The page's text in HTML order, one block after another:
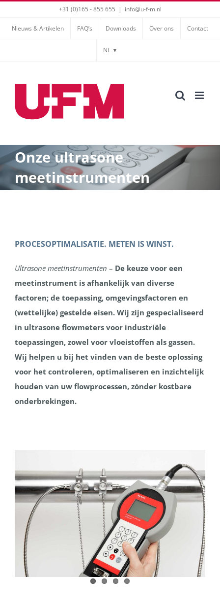
+31 (0)165 - 855 655 | info@u-f-m.nl
Nieuws & Artikelen FAQ’s Downloads Over ons Contact
NL ▼
Onze ultrasone
meetinstrumenten
PROCESOPTIMALISATIE. METEN IS WINST.
Ultrasone meetinstrumenten – De keuze voor een
meetinstrument is afhankelijk van diverse
factoren; de toepassing, omgevingsfactoren en
(wettelijke) gestelde eisen. Wij zijn gespecialiseerd
in ultrasone flowmeters voor industriële
toepassingen, zowel voor vloeistoffen als gassen.
Wij helpen u bij het vinden van de beste oplossing
voor het controleren, optimaliseren en inzichtelijk
houden van uw flowprocessen, zónder kostbare
onderbrekingen.